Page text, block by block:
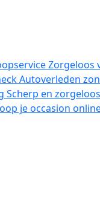
Zorgeloos
Autoverleden
Scherp en
je occasion